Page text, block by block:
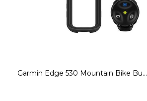
Garmin Edge 530 Mountain Bike Bu...